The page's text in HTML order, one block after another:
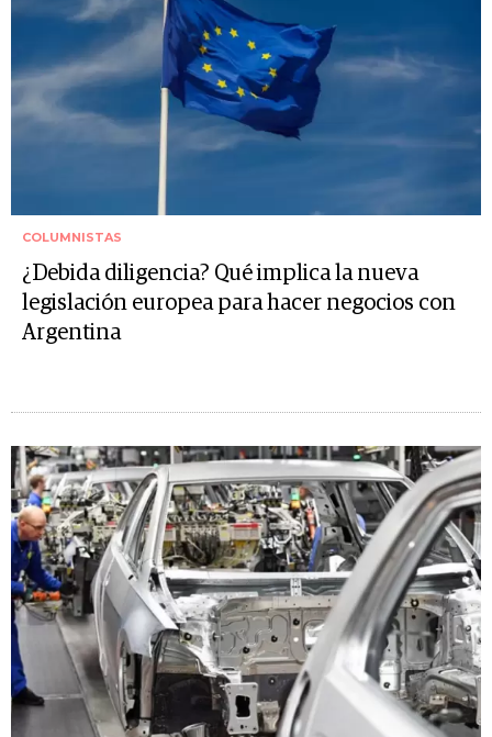
COLUMNISTAS
¿Debida diligencia? Qué implica la nueva
legislación europea para hacer negocios con
Argentina